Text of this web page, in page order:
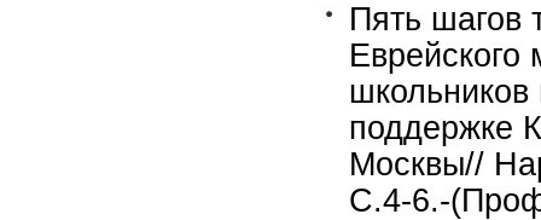
Пять шагов
Еврейского
школьников
поддержке
Москвы//
С.4-6.-